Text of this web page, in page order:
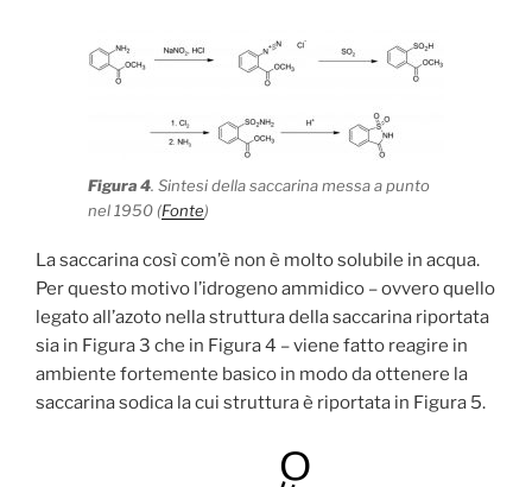
Figura 4. Sintesi della saccarina messa a punto
nel 1950 (Fonte)
La saccarina così com’è non è molto solubile in acqua.
Per questo motivo l’idrogeno ammidico – ovvero quello
legato all’azoto nella struttura della saccarina riportata
sia in Figura 3 che in Figura 4 – viene fatto reagire in
ambiente fortemente basico in modo da ottenere la
saccarina sodica la cui struttura è riportata in Figura 5.